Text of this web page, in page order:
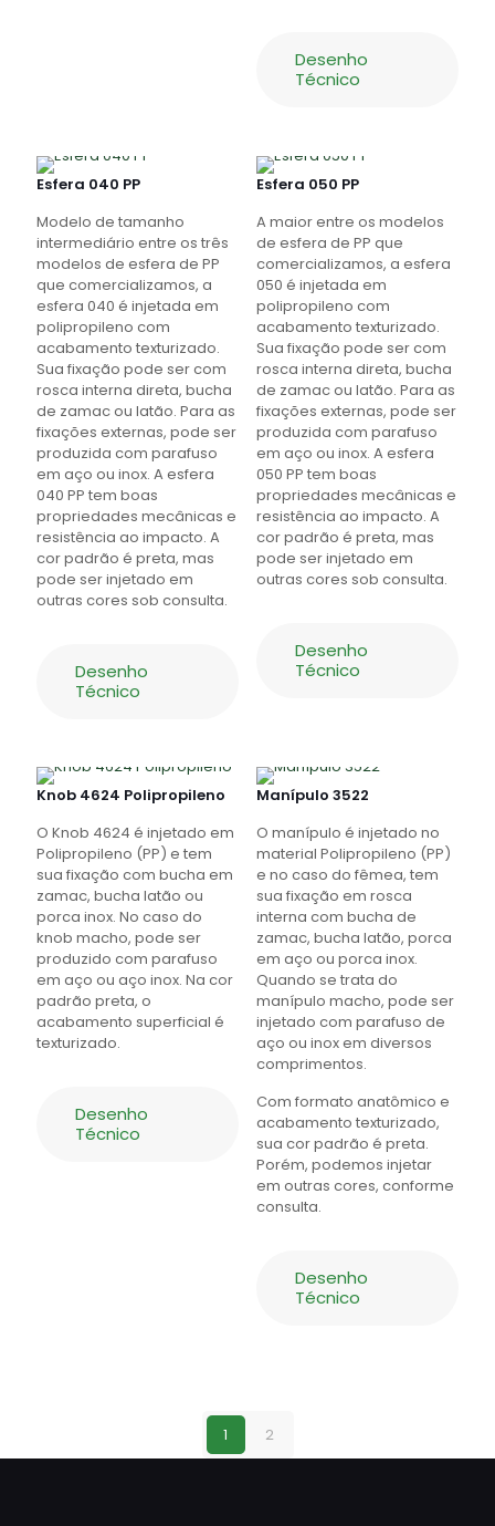
Desenho
Técnico
Esfera 040 PP
Modelo de tamanho
intermediário entre os três
modelos de esfera de PP
que comercializamos, a
esfera 040 é injetada em
polipropileno com
acabamento texturizado.
Sua fixação pode ser com
rosca interna direta, bucha
de zamac ou latão. Para as
fixações externas, pode ser
produzida com parafuso
em aço ou inox. A esfera
040 PP tem boas
propriedades mecânicas e
resistência ao impacto. A
cor padrão é preta, mas
pode ser injetado em
outras cores sob consulta.
Desenho
Técnico
Esfera 050 PP
A maior entre os modelos
de esfera de PP que
comercializamos, a esfera
050 é injetada em
polipropileno com
acabamento texturizado.
Sua fixação pode ser com
rosca interna direta, bucha
de zamac ou latão. Para as
fixações externas, pode ser
produzida com parafuso
em aço ou inox. A esfera
050 PP tem boas
propriedades mecânicas e
resistência ao impacto. A
cor padrão é preta, mas
pode ser injetado em
outras cores sob consulta.
Desenho
Técnico
Knob 4624 Polipropileno
O Knob 4624 é injetado em
Polipropileno (PP) e tem
sua fixação com bucha em
zamac, bucha latão ou
porca inox. No caso do
knob macho, pode ser
produzido com parafuso
em aço ou aço inox. Na cor
padrão preta, o
acabamento superficial é
texturizado.
Desenho
Técnico
Manípulo 3522
O manípulo é injetado no
material Polipropileno (PP)
e no caso do fêmea, tem
sua fixação em rosca
interna com bucha de
zamac, bucha latão, porca
em aço ou porca inox.
Quando se trata do
manípulo macho, pode ser
injetado com parafuso de
aço ou inox em diversos
comprimentos.
Com formato anatômico e
acabamento texturizado,
sua cor padrão é preta.
Porém, podemos injetar
em outras cores, conforme
consulta.
Desenho
Técnico
1 2